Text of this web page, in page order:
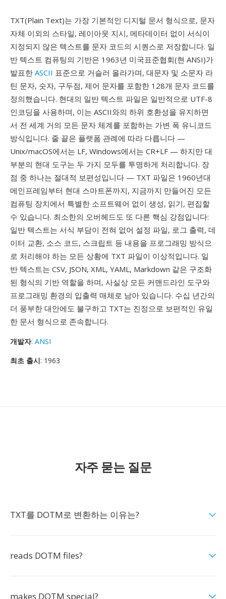
TXT(Plain Text)는 가장 기본적인 디지털 문서 형식으로, 문자
자체 이외의 스타일, 레이아웃 지시, 메타데이터 없이 서식이
지정되지 않은 텍스트를 문자 코드의 시퀀스로 저장합니다. 일
반 텍스트 컴퓨팅의 기반은 1963년 미국표준협회(현 ANSI)가
발표한 ASCII 표준으로 거슬러 올라가며, 대문자 및 소문자 라
틴 문자, 숫자, 구두점, 제어 문자를 포함한 128개 문자 코드를
정의했습니다. 현대의 일반 텍스트 파일은 일반적으로 UTF-8
인코딩을 사용하며, 이는 ASCII와의 하위 호환성을 유지하면
서 전 세계 거의 모든 문자 체계를 포함하는 가변 폭 유니코드
방식입니다. 줄 끝은 플랫폼 관례에 따라 다릅니다 —
Unix/macOS에서는 LF, Windows에서는 CR+LF — 하지만 대
부분의 현대 도구는 두 가지 모두를 투명하게 처리합니다. 장
점 중 하나는 절대적 보편성입니다 — TXT 파일은 1960년대
메인프레임부터 현대 스마트폰까지, 지금까지 만들어진 모든
컴퓨팅 장치에서 특별한 소프트웨어 없이 생성, 읽기, 편집할
수 있습니다. 최소한의 오버헤드도 또 다른 핵심 강점입니다:
일반 텍스트는 서식 부담이 전혀 없어 설정 파일, 로그 출력, 데
이터 교환, 소스 코드, 스크립트 등 내용을 프로그래밍 방식으
로 처리해야 하는 모든 상황에 TXT 파일이 이상적입니다. 일
반 텍스트는 CSV, JSON, XML, YAML, Markdown 같은 구조화
된 형식의 기반 역할을 하며, 사실상 모든 커맨드라인 도구와
프로그래밍 환경의 입출력 매체로 남아 있습니다. 수십 년간의
더 풍부한 대안에도 불구하고 TXT는 진정으로 보편적인 유일
한 문서 형식으로 존속합니다.
개발자: ANSI
최초 출시: 1963
자주 묻는 질문
TXT를 DOTM로 변환하는 이유는?
reads DOTM files?
makes DOTM special?